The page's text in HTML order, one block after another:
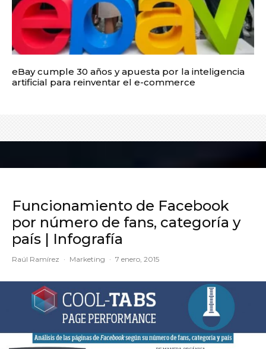
eBay cumple 30 años y apuesta por la inteligencia
artificial para reinventar el e-commerce
Funcionamiento de Facebook
por número de fans, categoría y
país | Infografía
Raúl Ramírez · Marketing · 7 enero, 2015